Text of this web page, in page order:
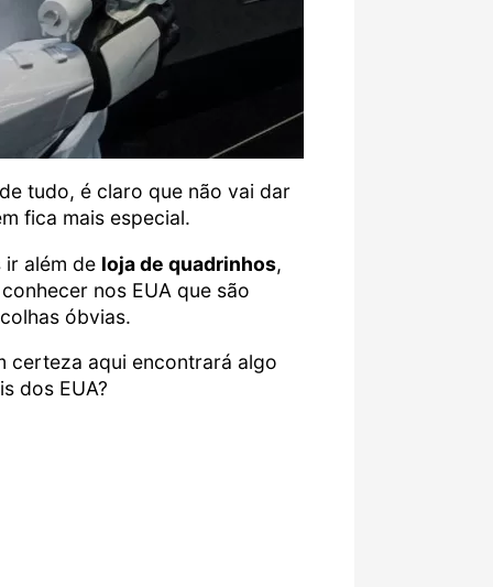
tudo, é claro que não vai dar
fica mais especial.
ir além de loja de quadrinhos,
nos EUA que são
óbvias.
certeza aqui encontrará algo
dos EUA?